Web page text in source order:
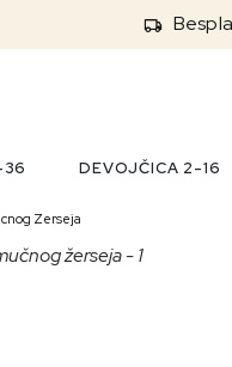
36 DEVOJČICA 2-16
Zerseja